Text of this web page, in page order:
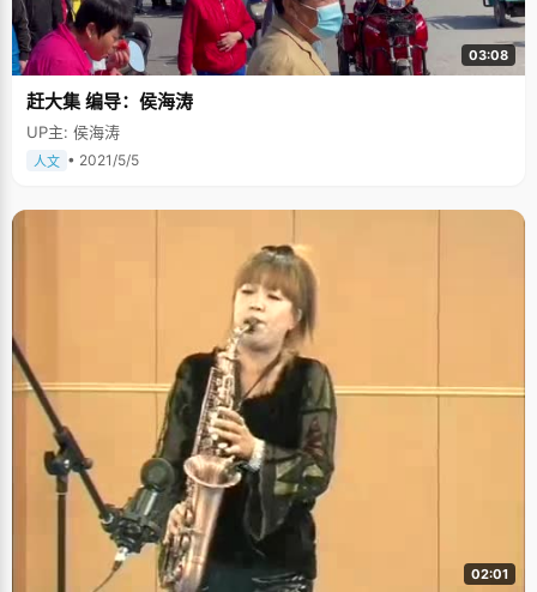
03:08
赶大集 编导：侯海涛
UP主: 侯海涛
人文 • 2021/5/5
02:01